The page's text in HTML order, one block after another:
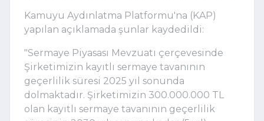
Kamuyu Aydınlatma Platformu'na (KAP)
yapılan açıklamada şunlar kaydedildi:
"Sermaye Piyasası Mevzuatı çerçevesinde
Şirketimizin kayıtlı sermaye tavanının
geçerlilik süresi 2025 yıl sonunda
dolmaktadır. Şirketimizin 300.000.000 TL
olan kayıtlı sermaye tavanının geçerlilik